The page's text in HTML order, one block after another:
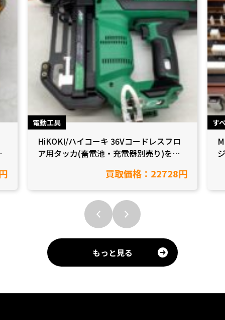
電動工具
HiKOKI/ハイコーキ 36Vコードレスフロ
ア用タッカ(畜電池・充電器別売り)を買
買取価格：22728円
す
もっと見る